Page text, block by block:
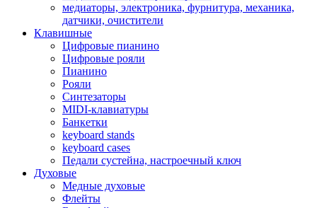
медиаторы, электроника, фурнитура, механика,
датчики, очистители
Клавишные
Цифровые пианино
Цифровые рояли
Пианино
Рояли
Синтезаторы
MIDI-клавиатуры
Банкетки
keyboard stands
keyboard cases
Педали сустейна, настроечный ключ
Духовые
Медные духовые
Флейты